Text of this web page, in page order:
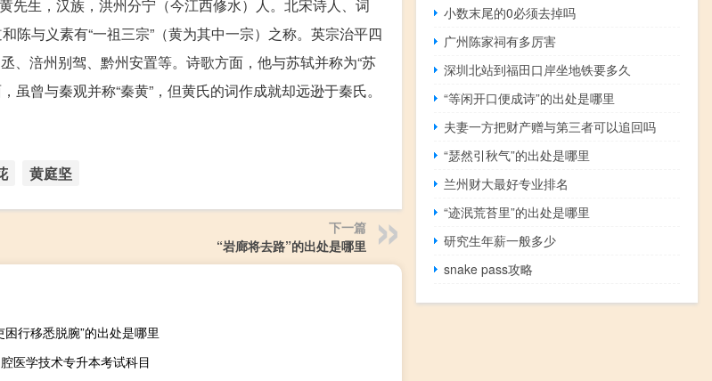
先生，汉族，洪州分宁（今江西修水）人。北宋诗人、词
陈与义素有“一祖三宗”（黄为其中一宗）之称。英宗治平四
、涪州别驾、黔州安置等。诗歌方面，他与苏轼并称为“苏
曾与秦观并称“秦黄”，但黄氏的词作成就却远逊于秦氏。
黄庭坚
下一篇
“岩廊将去路”的出处是哪里
困行移悉脱腕”的出处是哪里
医学技术专升本考试科目
小数末尾的0必须去掉吗
广州陈家祠有多厉害
深圳北站到福田口岸坐地铁要多久
“等闲开口便成诗”的出处是哪里
夫妻一方把财产赠与第三者可以追回吗
“瑟然引秋气”的出处是哪里
兰州财大最好专业排名
“迹泯荒苔里”的出处是哪里
研究生年薪一般多少
snake pass攻略